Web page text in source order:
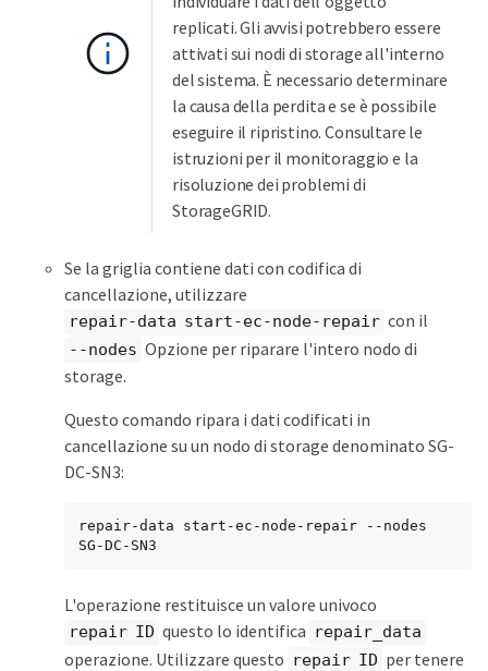
replicati. Gli avvisi potrebbero essere
attivati sui nodi di storage all'interno
del sistema. È necessario determinare
la causa della perdita e se è possibile
eseguire il ripristino. Consultare le
istruzioni per il monitoraggio e la
risoluzione dei problemi di
StorageGRID.
Se la griglia contiene dati con codifica di
cancellazione, utilizzare
repair-data start-ec-node-repair con il
--nodes Opzione per riparare l'intero nodo di
storage.
Questo comando ripara i dati codificati in
cancellazione su un nodo di storage denominato SG-
DC-SN3:
repair-data start-ec-node-repair --nodes
SG-DC-SN3
L'operazione restituisce un valore univoco
repair ID questo lo identifica repair_data
operazione. Utilizzare questo repair ID per tenere